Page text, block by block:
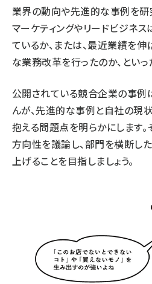
業界の動向や先進的な事例を研
マーケティングやリードビジネ
ているか、または、最近業績を
な業務改革を行ったのか、といっ
公開されている競合企業の事例
んが、先進的な事例と自社の現
抱える問題点を明らかにします。
方向性を議論し、部門を横断し
上げることを目指しましょう。